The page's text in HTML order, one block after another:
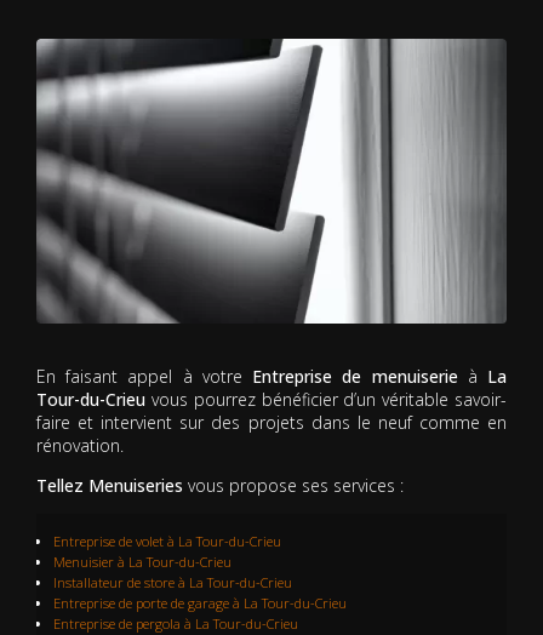
En faisant appel à votre Entreprise de menuiserie à La
Tour-du-Crieu vous pourrez bénéficier d’un véritable savoir-
faire et intervient sur des projets dans le neuf comme en
rénovation.
Tellez Menuiseries vous propose ses services :
Entreprise de volet à La Tour-du-Crieu
Menuisier à La Tour-du-Crieu
Installateur de store à La Tour-du-Crieu
Entreprise de porte de garage à La Tour-du-Crieu
Entreprise de pergola à La Tour-du-Crieu